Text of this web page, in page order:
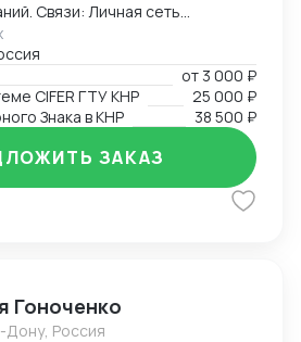
Связи: Личная сеть
таможенных органах, банках,
структурах (Харбин, Хэйхэ,
среди крупных
Sinopec, Haier и другие).
легализовал ввоз иван-чая и
регистрировал сложную
поставки
и ее икры, поднимал обороты
кооперациях в
от 3 000 ₽
CIFER ГТУ КНР
25 000 ₽
Знака в КНР
38 500 ₽
ЗАКАЗ
Гоноченко
Дону, Россия